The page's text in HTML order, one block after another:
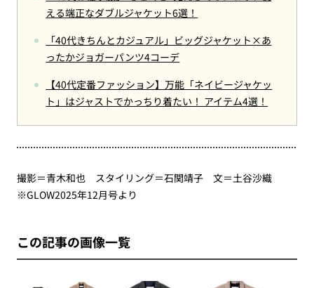
える端正なダブルジャケット6選！
「40代きちんとカジュアル」ビッグジャケット×あ
ったかジョガーパンツ4コーデ
【40代定番ファッション】万能「ネイビージャケッ
ト」はジャストでかっちり着たい！ アイテム4選！
撮影＝青木和也 スタイリング＝石関靖子 文＝土谷沙織
※GLOW2025年12月号より
この記事の画像一覧